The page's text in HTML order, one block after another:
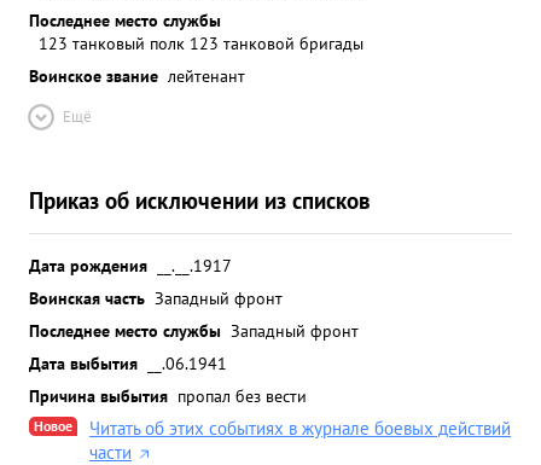
Последнее место службы
123 танковый полк 123 танковой бригады
Воинское звание лейтенант
Ещё
Приказ об исключении из списков
Дата рождения
__.__.1917
Воинская часть Западный фронт
Последнее место службы Западный фронт
Дата выбытия
__.06.1941
Причина выбытия пропал без вести
Новое
Читать об этих событиях в журнале боевых действий
части